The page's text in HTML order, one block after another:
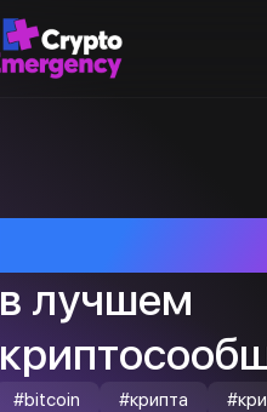
в лучшем
#bitcoin #крипта